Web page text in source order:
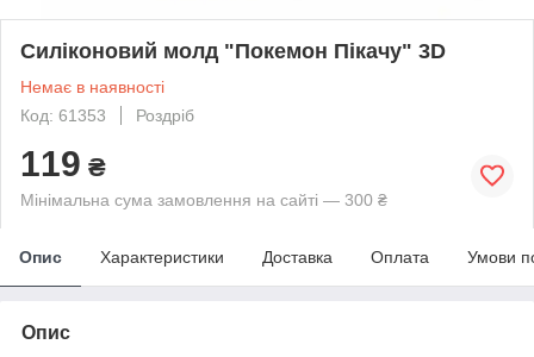
Силіконовий молд "Покемон Пікачу" 3D
Немає в наявності
Код: 61353
Роздріб
119 ₴
Мінімальна сума замовлення на сайті — 300 ₴
Опис Характеристики Доставка Оплата Умови
Опис